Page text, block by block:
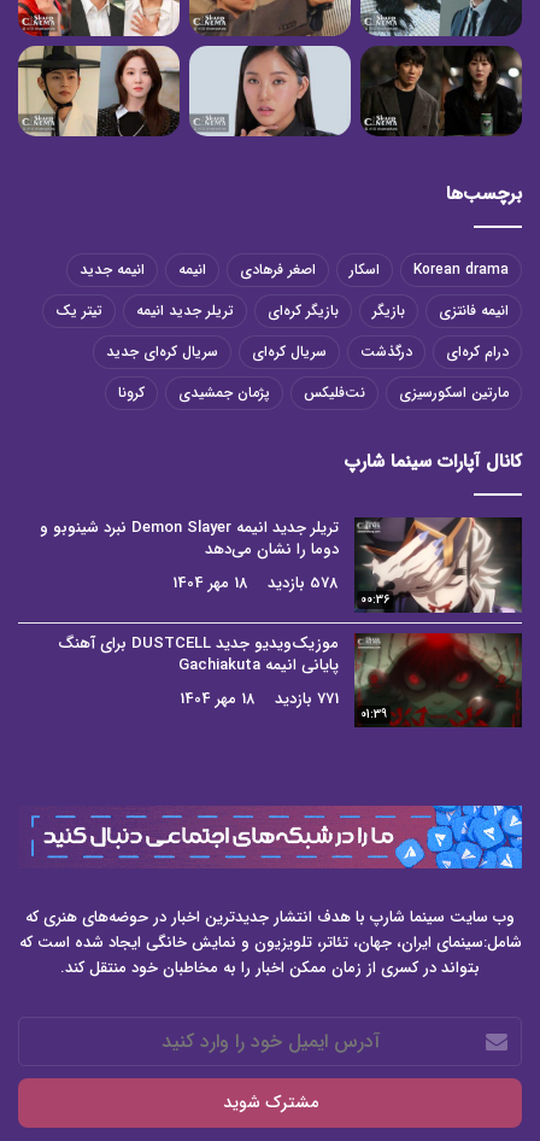
برچسب‌ها
Korean drama اسکار اصغر فرهادی انیمه
انیمه جدید
انیمه فانتزی
بازیگر بازیگر کره‌ای تریلر جدید انیمه
تیتر یک
درام کره‌ای
درگذشت سریال کره‌ای
سریال کره‌ای جدید
مارتین اسکورسیزی
نت‌فلیکس پژمان جمشیدی کرونا
کانال آپارات سینما شارپ
00:36
تریلر جدید انیمه Demon Slayer نبرد شینوبو و
دوما را نشان می‌دهد
578 بازدید
18 مهر 1404
01:39
موزیک‌ویدیو جدید DUSTCELL برای آهنگ
پایانی انیمه Gachiakuta
771 بازدید
18 مهر 1404
وب سایت سینما شارپ با هدف انتشار جدیدترین اخبار در حوضه‌های هنری که
شامل:سینمای ایران، جهان، تئاتر، تلویزیون و نمایش خانگی ایجاد شده است که
بتواند در کسری از زمان ممکن اخبار را به مخاطبان خود منتقل کند.
آدرس
ایمیل
خود
وارد